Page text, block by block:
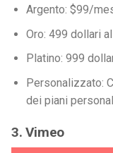
Argento: $99/
Oro: 499 dollari
Platino: 999
Personalizzato:
dei piani
3. Vimeo